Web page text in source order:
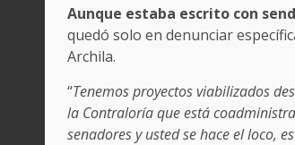
Aunque estaba escrito con
quedó solo en denunciar
Archila.
“Tenemos proyectos viabilizados
la Contraloría que está
senadores y usted se hace el loco,